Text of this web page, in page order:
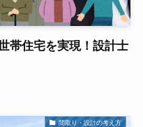
帯住宅を実現！設計士
間取り・設計の考え方